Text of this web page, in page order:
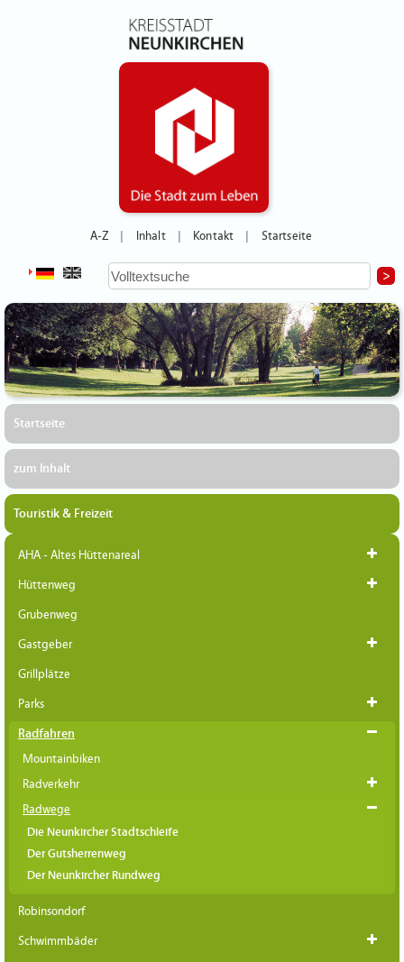
A-Z Inhalt Kontakt Startseite
Startseite
zum Inhalt
Touristik & Freizeit
AHA - Altes Hüttenareal
Hüttenweg
Grubenweg
Gastgeber
Grillplätze
Parks
Radfahren
Mountainbiken
Radverkehr
Radwege
Die Neunkircher Stadtschleife
Der Gutsherrenweg
Der Neunkircher Rundweg
Robinsondorf
Schwimmbäder